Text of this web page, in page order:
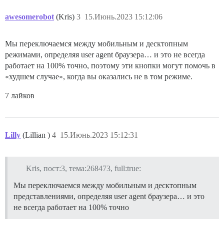
awesomerobot (Kris) 15.Июнь.2023 15:12:06
3
Мы переключаемся между мобильным и десктопным
режимами, определяя user agent браузера… и это не всегда
работает на 100% точно, поэтому эти кнопки могут помочь в
«худшем случае», когда вы оказались не в том режиме.
7 лайков
Lilly (Lillian ) 15.Июнь.2023 15:12:31
4
Kris, пост:3, тема:268473, full:true:
Мы переключаемся между мобильным и десктопным
представлениями, определяя user agent браузера… и это
не всегда работает на 100% точно